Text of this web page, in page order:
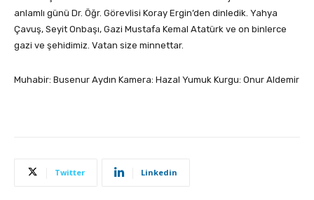
anlamlı günü Dr. Öğr. Görevlisi Koray Ergin’den dinledik. Yahya
Çavuş, Seyit Onbaşı, Gazi Mustafa Kemal Atatürk ve on binlerce
gazi ve şehidimiz. Vatan size minnettar.
Muhabir: Busenur Aydın Kamera: Hazal Yumuk Kurgu: Onur Aldemir
Twitter Linkedin